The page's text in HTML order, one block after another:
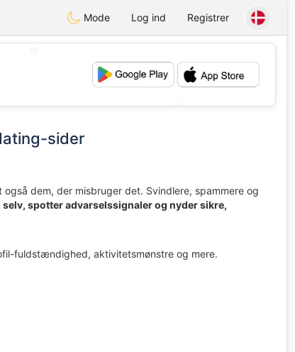
Mode Log ind Registrer
sider
dem, der misbruger det. Svindlere, spammere og
spotter advarselssignaler og nyder sikre,
fuldstændighed, aktivitetsmønstre og mere.